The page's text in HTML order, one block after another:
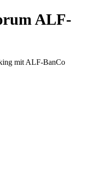
ALF-
mit ALF-BanCo